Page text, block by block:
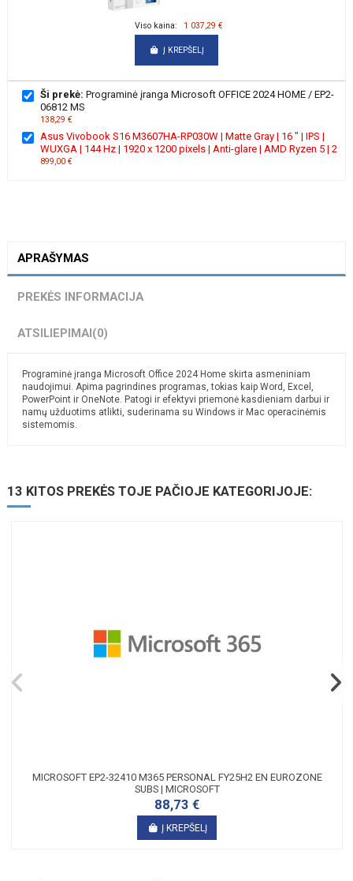
Viso kaina: 1 037,29 €
Į KREPŠELĮ
Ši prekė: Programinė įranga Microsoft OFFICE 2024 HOME / EP2-
06812 MS
138,29 €
Asus Vivobook S16 M3607HA-RP030W | Matte Gray | 16 " | IPS |
WUXGA | 144 Hz | 1920 x 1200 pixels | Anti-glare | AMD Ryzen 5 | 2
899,00 €
APRAŠYMAS
PREKĖS INFORMACIJA
ATSILIEPIMAI(0)
Programinė įranga Microsoft Office 2024 Home skirta asmeniniam
naudojimui. Apima pagrindines programas, tokias kaip Word, Excel,
PowerPoint ir OneNote. Patogi ir efektyvi priemonė kasdieniam darbui ir
namų užduotims atlikti, suderinama su Windows ir Mac operacinėmis
sistemomis.
13 KITOS PREKĖS TOJE PAČIOJE KATEGORIJOJE:
MICROSOFT EP2-32410 M365 PERSONAL FY25H2 EN EUROZONE
SUBS | MICROSOFT
88,73 €
Į KREPŠELĮ